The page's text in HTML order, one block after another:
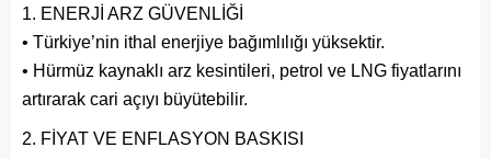
ENERJİ ARZ GÜVENLİĞİ
• Türkiye’nin ithal enerjiye bağımlılığı yüksektir.
• Hürmüz kaynaklı arz kesintileri, petrol ve LNG fiyatlarını
artırarak cari açıyı büyütebilir.
FİYAT VE ENFLASYON BASKISI